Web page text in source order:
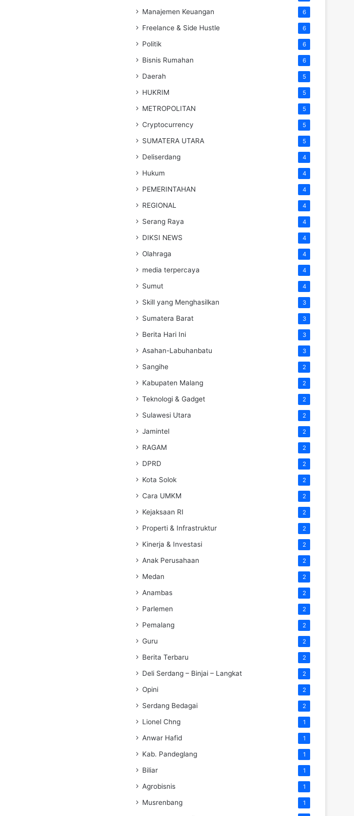
Manajemen Keuangan 6
Freelance & Side Hustle 6
Politik 6
Bisnis Rumahan 6
Daerah 5
HUKRIM 5
METROPOLITAN 5
Cryptocurrency 5
SUMATERA UTARA 5
Deliserdang 4
Hukum 4
PEMERINTAHAN 4
REGIONAL 4
Serang Raya 4
DIKSI NEWS 4
Olahraga 4
media terpercaya 4
Sumut 4
Skill yang Menghasilkan 3
Sumatera Barat 3
Berita Hari Ini 3
Asahan-Labuhanbatu 3
Sangihe 2
Kabupaten Malang 2
Teknologi & Gadget 2
Sulawesi Utara 2
Jamintel 2
RAGAM 2
DPRD 2
Kota Solok 2
Cara UMKM 2
Kejaksaan RI 2
Properti & Infrastruktur 2
Kinerja & Investasi 2
Anak Perusahaan 2
Medan 2
Anambas 2
Parlemen 2
Pemalang 2
Guru 2
Berita Terbaru 2
Deli Serdang – Binjai – Langkat 2
Opini 2
Serdang Bedagai 2
Lionel Chng 1
Anwar Hafid 1
Kab. Pandeglang 1
Biliar 1
Agrobisnis 1
Musrenbang 1